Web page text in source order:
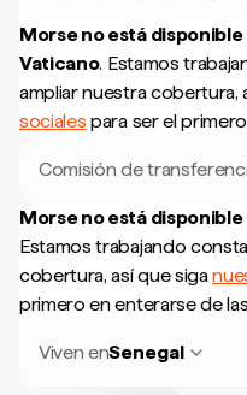
Morse no está
Vaticano. Estamos
ampliar nuestra cobertura,
sociales para ser el
Comisión de
Morse no está
Estamos trabajando
cobertura, así que siga
primero en enterarse de
Viven enSenegal